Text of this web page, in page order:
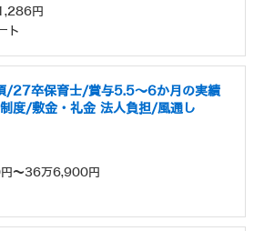
円
ト
/27卒保育士/賞与5.5～6か月の実績
度/敷金・礼金 法人負担/風通し
～36万6,900円